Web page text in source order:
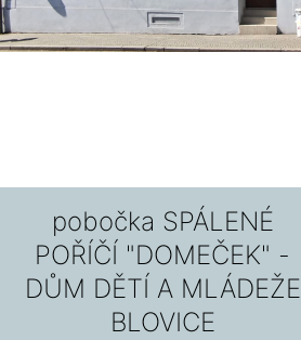
pobočka SPÁLENÉ
POŘÍČÍ "DOMEČEK" -
DŮM DĚTÍ A MLÁDEŽE
BLOVICE